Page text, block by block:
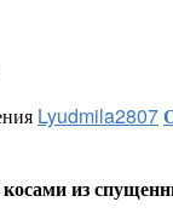
Lyudmila2807
из